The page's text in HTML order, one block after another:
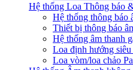
Hệ thống Loa Thông báo
Hệ thống thông báo
Thiết bị thông báo
Hệ thống âm thanh
Loa định hướng siêu
Loa vòm/loa chảo